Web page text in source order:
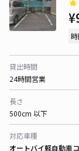
貸出時間
24時間営業
長さ
500cm 以下
対応車種
オートバイ軽自動車